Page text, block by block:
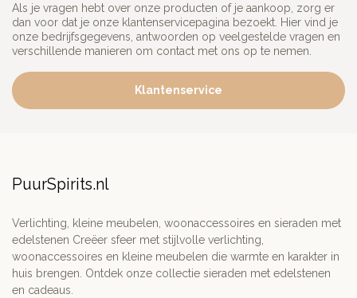
Als je vragen hebt over onze producten of je aankoop, zorg er
dan voor dat je onze klantenservicepagina bezoekt. Hier vind je
onze bedrijfsgegevens, antwoorden op veelgestelde vragen en
verschillende manieren om contact met ons op te nemen.
Klantenservice
PuurSpirits.nl
Verlichting, kleine meubelen, woonaccessoires en sieraden met
edelstenen Creëer sfeer met stijlvolle verlichting,
woonaccessoires en kleine meubelen die warmte en karakter in
huis brengen. Ontdek onze collectie sieraden met edelstenen
en cadeaus.